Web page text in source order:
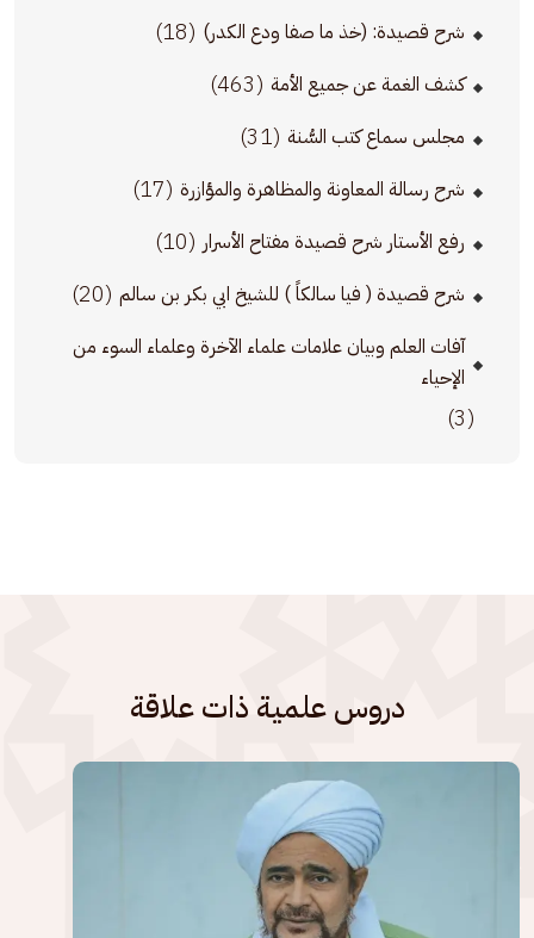
شرح قصيدة: (خذ ما صفا ودع الكدر) (18)
كشف الغمة عن جميع الأمة (463)
مجلس سماع كتب السُّنة (31)
شرح رسالة المعاونة والمظاهرة والمؤازرة (17)
رفع الأستار شرح قصيدة مفتاح الأسرار (10)
شرح قصيدة ( فيا سالكاً ) للشيخ ابي بكر بن سالم (20)
آفات العلم وبيان علامات علماء الآخرة وعلماء السوء من
الإحياء
(3)
دروس علمية ذات علاقة
الصورة